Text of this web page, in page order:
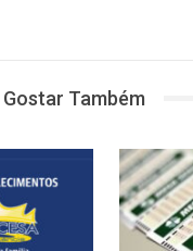
Também
NOTÍCIAS